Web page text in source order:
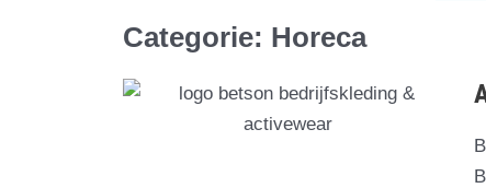
Categorie: Horeca